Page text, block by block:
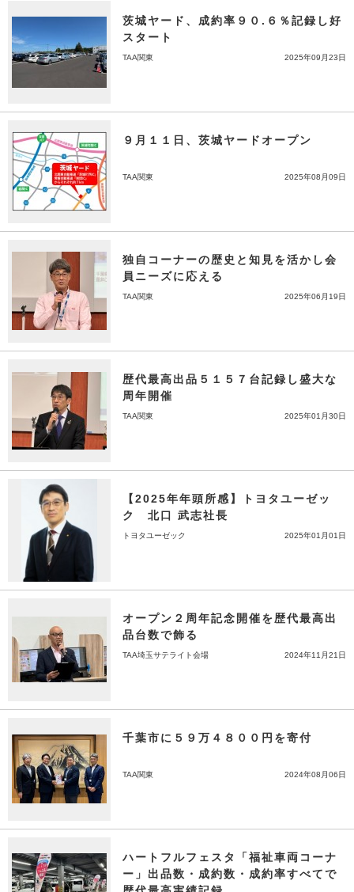
茨城ヤード、成約率９０.６％記録し好
スタート
TAA関東 2025年09月23日
９月１１日、茨城ヤードオープン
TAA関東 2025年08月09日
独自コーナーの歴史と知見を活かし会
員ニーズに応える
TAA関東 2025年06月19日
歴代最高出品５１５７台記録し盛大な
周年開催
TAA関東 2025年01月30日
【2025年年頭所感】トヨタユーゼッ
ク 北口 武志社長
トヨタユーゼック 2025年01月01日
オープン２周年記念開催を歴代最高出
品台数で飾る
TAA埼玉サテライト会場 2024年11月21日
千葉市に５９万４８００円を寄付
TAA関東 2024年08月06日
ハートフルフェスタ「福祉車両コーナ
ー」出品数・成約数・成約率すべてで